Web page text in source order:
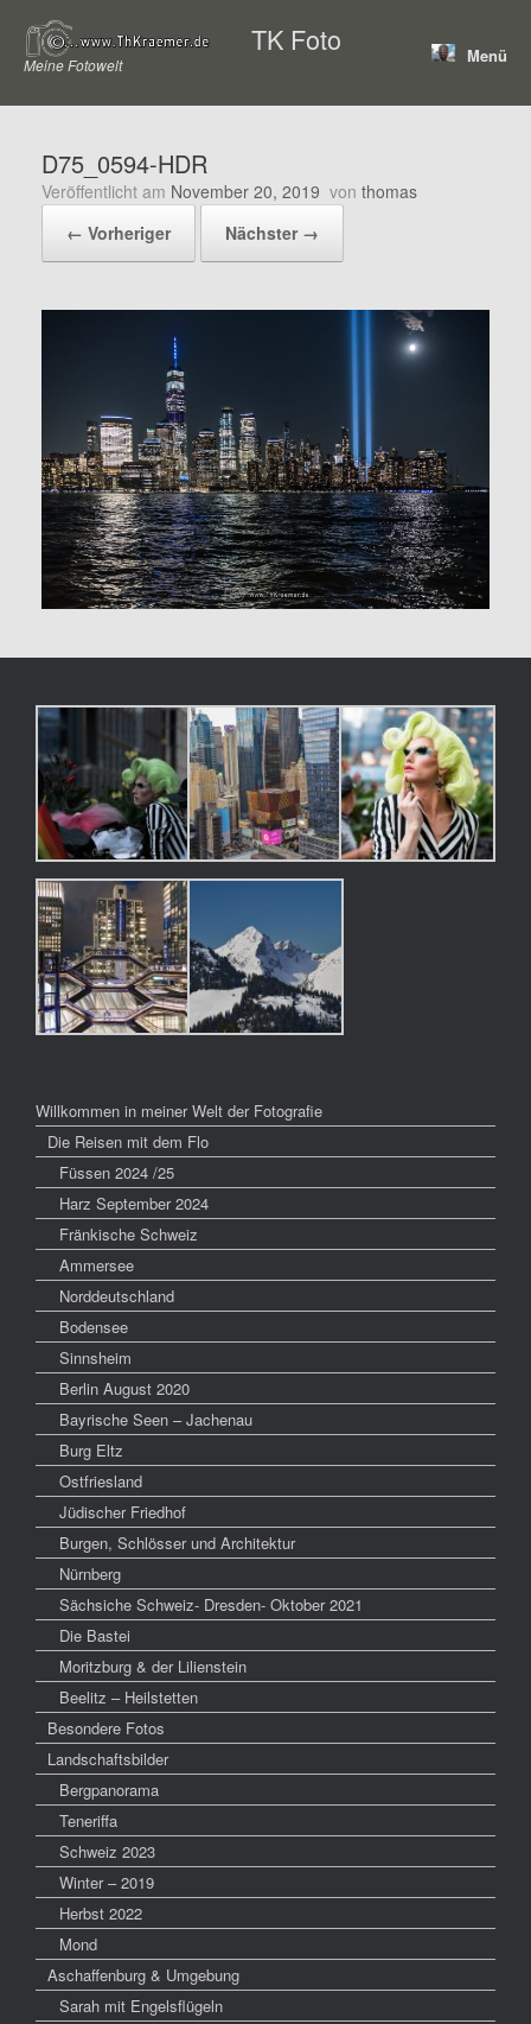
Inhalt
springen
TK Foto
Meine Fotowelt Menü
D75_0594-HDR
Veröffentlicht am November 20, 2019 von thomas
← Vorheriger
Nächster →
Willkommen in meiner Welt der Fotografie
Die Reisen mit dem Flo
Füssen 2024 /25
Harz September 2024
Fränkische Schweiz
Ammersee
Norddeutschland
Bodensee
Sinnsheim
Berlin August 2020
Bayrische Seen – Jachenau
Burg Eltz
Ostfriesland
Jüdischer Friedhof
Burgen, Schlösser und Architektur
Nürnberg
Sächsiche Schweiz- Dresden- Oktober 2021
Die Bastei
Moritzburg & der Lilienstein
Beelitz – Heilstetten
Besondere Fotos
Landschaftsbilder
Bergpanorama
Teneriffa
Schweiz 2023
Winter – 2019
Herbst 2022
Mond
Aschaffenburg & Umgebung
Sarah mit Engelsflügeln